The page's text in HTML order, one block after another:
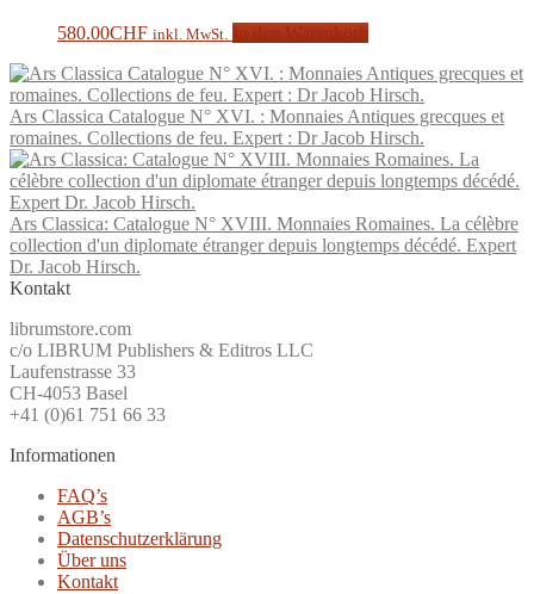
580.00CHF inkl. MwSt.
Ars Classica Catalogue N° XVI. : Monnaies Antiques grecques et
romaines. Collections de feu. Expert : Dr Jacob Hirsch.
Ars Classica: Catalogue N° XVIII. Monnaies Romaines. La célèbre
collection d'un diplomate étranger depuis longtemps décédé. Expert
Dr. Jacob Hirsch.
Kontakt
librumstore.com
c/o LIBRUM Publishers & Editros LLC
Laufenstrasse 33
CH-4053 Basel
+41 (0)61 751 66 33
Informationen
FAQ’s
AGB’s
Datenschutzerklärung
Über uns
Kontakt